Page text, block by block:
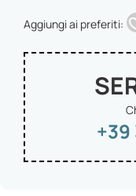
Aggiungi ai preferiti:
+39